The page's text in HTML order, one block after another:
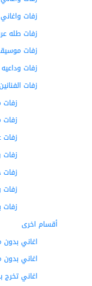
زفات واغاني
زفات طله
زفات موسيقى
زفات وداعيه
زفات الفنانين
زفات
زفات
زفات
زفات
زفات
زفات
زفات
أقسام اخرى
اغاني بدون
اغاني
اغاني تخرج